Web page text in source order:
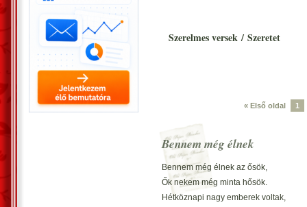
Szerelmes versek / Szeretet
« Első oldal 1
Bennem még élnek
Bennem még élnek az ősök,
Ők nekem még minta hősök.
Hétköznapi nagy emberek voltak,